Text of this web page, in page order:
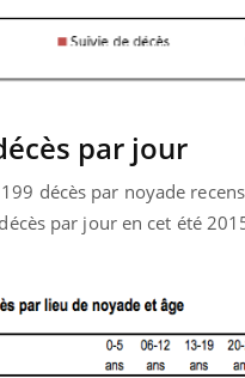
par jour
décès par noyade
par jour en cet été
reste entourée d'idées reçues
comme parfois chez